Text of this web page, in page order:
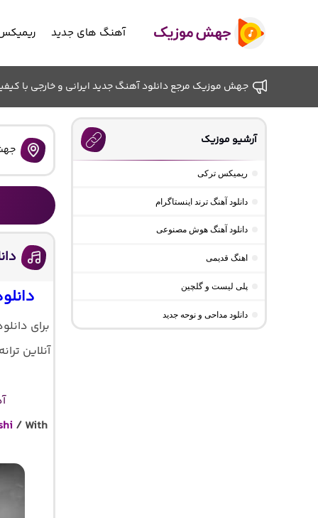
آهنگ های جدید
جهش موزیک مرجع دانلود آهنگ جدید ایرانی و خارجی با
برای
آنلاین
/ With
آرشیو موزیک
ریمیکس ترکی
دانلود آهنگ ترند اینستاگرام
دانلود آهنگ هوش مصنوعی
اهنگ قدیمی
پلی لیست و گلچین
دانلود مداحی و نوحه جدید